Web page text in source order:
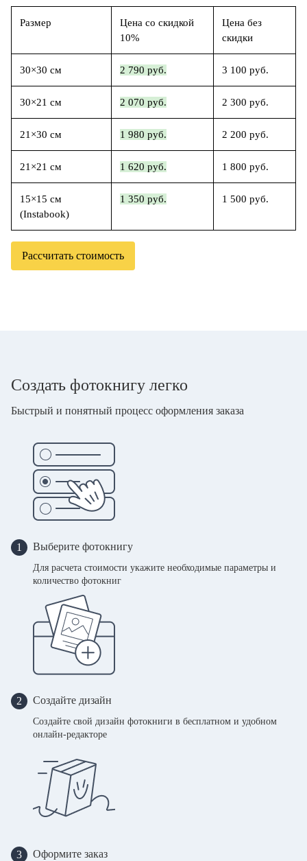
Размер
Цена со скидкой
10%
Цена без
скидки
30×30 см 2 790 руб. 3 100 руб.
30×21 см 2 070 руб. 2 300 руб.
21×30 см 1 980 руб. 2 200 руб.
21×21 см 1 620 руб. 1 800 руб.
15×15 см
(Instabook)
1 350 руб. 1 500 руб.
Рассчитать стоимость
Создать фотокнигу легко
Быстрый и понятный процесс оформления заказа
1 Выберите фотокнигу
Для расчета стоимости укажите необходимые параметры и
количество фотокниг
2 Создайте дизайн
Создайте свой дизайн фотокниги в бесплатном и удобном
онлайн-редакторе
3 Оформите заказ